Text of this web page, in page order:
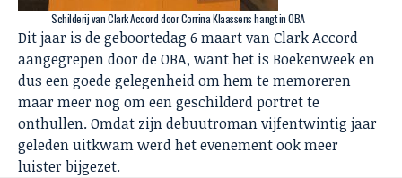
Schilderij van Clark Accord door Corrina Klaassens hangt in OBA
Dit jaar is de geboortedag 6 maart van Clark Accord
aangegrepen door de OBA, want het is Boekenweek en
dus een goede gelegenheid om hem te memoreren
maar meer nog om een geschilderd portret te
onthullen. Omdat zijn debuutroman vijfentwintig jaar
geleden uitkwam werd het evenement ook meer
luister bijgezet.